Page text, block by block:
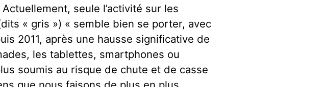
seule l’activité sur les
« gris ») « semble bien se porter, avec
2011, après une hausse significative de
les tablettes, smartphones ou
soumis au risque de chute et de casse